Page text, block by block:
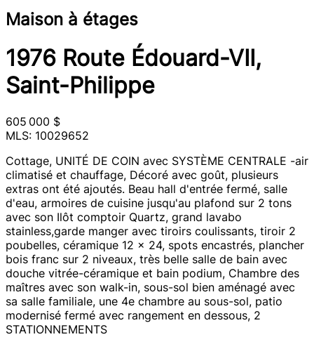
Maison à étages
1976 Route Édouard-VII,
Saint-Philippe
605 000 $
MLS: 10029652
Cottage, UNITÉ DE COIN avec SYSTÈME CENTRALE -air
climatisé et chauffage, Décoré avec goût, plusieurs
extras ont été ajoutés. Beau hall d'entrée fermé, salle
d'eau, armoires de cuisine jusqu'au plafond sur 2 tons
avec son Ilôt comptoir Quartz, grand lavabo
stainless,garde manger avec tiroirs coulissants, tiroir 2
poubelles, céramique 12 x 24, spots encastrés, plancher
bois franc sur 2 niveaux, très belle salle de bain avec
douche vitrée-céramique et bain podium, Chambre des
maîtres avec son walk-in, sous-sol bien aménagé avec
sa salle familiale, une 4e chambre au sous-sol, patio
modernisé fermé avec rangement en dessous, 2
STATIONNEMENTS